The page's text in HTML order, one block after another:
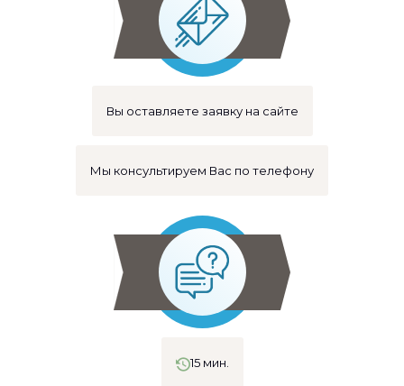
Вы оставляете заявку на сайте
Мы консультируем Вас по телефону
15 мин.